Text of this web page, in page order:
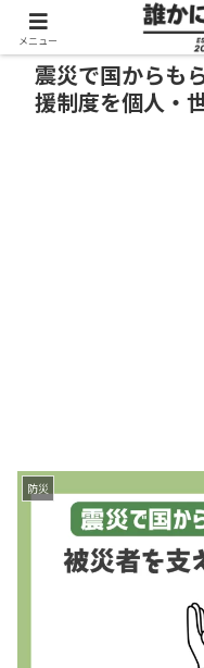
震災で国からも
援制度を個人・
防災
メニュー